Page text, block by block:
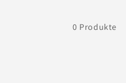
0 Produkte